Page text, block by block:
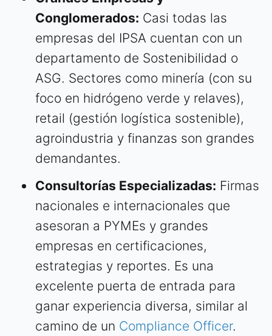
Conglomerados: Casi todas las
empresas del IPSA cuentan con un
departamento de Sostenibilidad o
ASG. Sectores como minería (con su
foco en hidrógeno verde y relaves),
retail (gestión logística sostenible),
agroindustria y finanzas son grandes
demandantes.
Consultorías Especializadas: Firmas
nacionales e internacionales que
asesoran a PYMEs y grandes
empresas en certificaciones,
estrategias y reportes. Es una
excelente puerta de entrada para
ganar experiencia diversa, similar al
camino de un Compliance Officer.